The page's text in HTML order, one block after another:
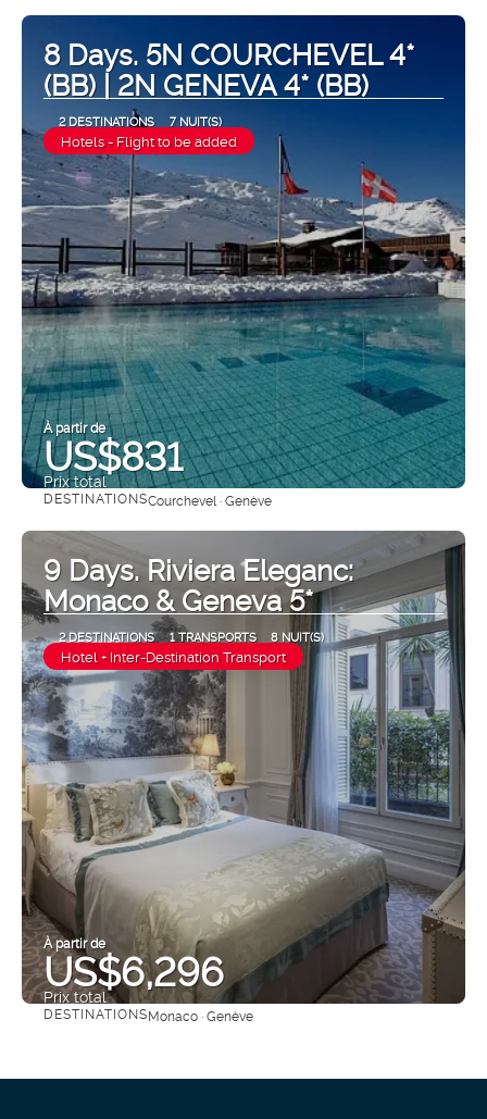
8 Days. 5N COURCHEVEL 4*
(BB) | 2N GENEVA 4* (BB)
2 DESTINATIONS 7 NUIT(S)
Hotels - Flight to be added
À partir de
US$831
Prix ​​total
Afficher
DESTINATIONSCourchevel · Genève
9 Days. Riviera Eleganc:
Monaco & Geneva 5*
2 DESTINATIONS 1 TRANSPORTS 8 NUIT(S)
Hotel + Inter-Destination Transport
À partir de
US$6,296
Prix ​​total
Afficher
DESTINATIONSMonaco · Genève